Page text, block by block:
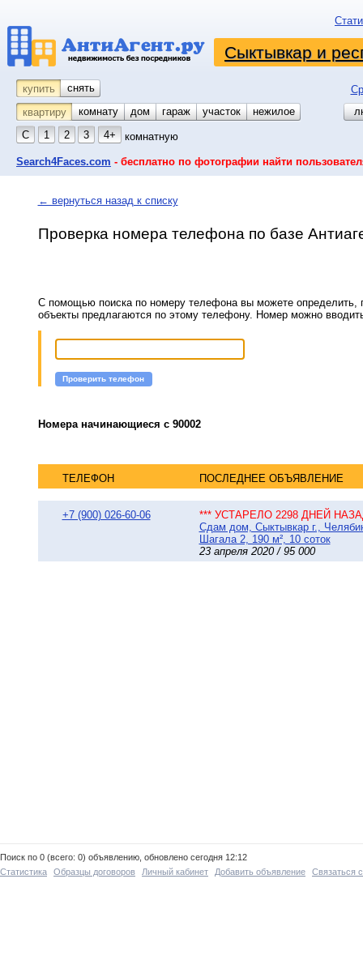
Сыктывкар и
купить снять
квартиру
комнату койко-место
дом гараж участок
нежилое
С
1 2 3 4+ комнатную
Search4Faces.com - бесплатно по фотографии найти
← вернуться назад к списку
Проверка номера телефона по базе
С помощью поиска по номеру телефона вы можете определить,
объекты предлагаются по этому телефону. Номер можно
Проверить телефон
Номера начинающиеся с 90002
ТЕЛЕФОН ПОСЛЕДНЕЕ ОБЪЯВЛЕНИЕ
+7 (900) 026-60-06
*** УСТАРЕЛО 2298 ДНЕЙ
Сдам дом, Сыктывкар г.,
Шагала 2, 190 м², 10 соток
23 апреля 2020 / 95 000
Поиск по 0 (всего: 0) объявлению, обновлено сегодня 12:12
Статистика
Образцы договоров Личный кабинет Добавить объявление Связаться